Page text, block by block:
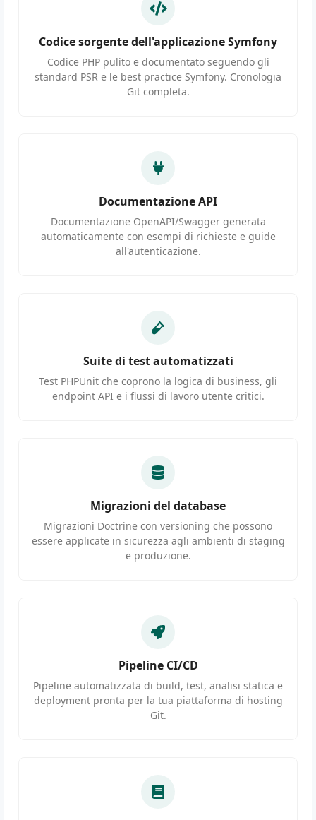
Codice sorgente dell'applicazione Symfony
Codice PHP pulito e documentato seguendo gli
standard PSR e le best practice Symfony. Cronologia
Git completa.
Documentazione API
Documentazione OpenAPI/Swagger generata
automaticamente con esempi di richieste e guide
all'autenticazione.
Suite di test automatizzati
Test PHPUnit che coprono la logica di business, gli
endpoint API e i flussi di lavoro utente critici.
Migrazioni del database
Migrazioni Doctrine con versioning che possono
essere applicate in sicurezza agli ambienti di staging
e produzione.
Pipeline CI/CD
Pipeline automatizzata di build, test, analisi statica e
deployment pronta per la tua piattaforma di hosting
Git.